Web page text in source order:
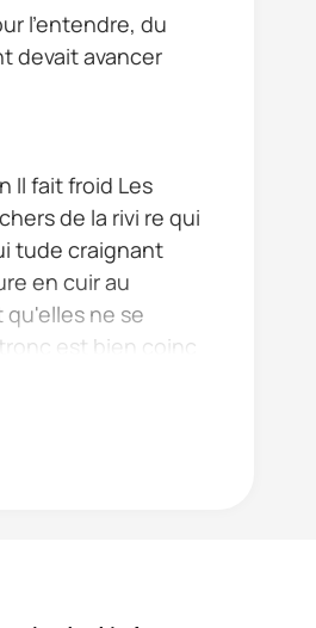
l'entendre, du
devait avancer
Il fait froid Les
de la rivi re qui
tude craignant
en cuir au
ne se
est bien coinc